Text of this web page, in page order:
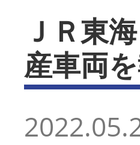
ＪＲ東
産車両